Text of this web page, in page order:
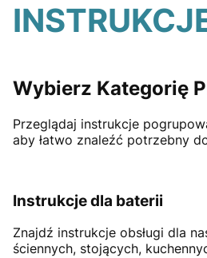
Wybierz Kategorię
Przeglądaj instrukcje
aby łatwo znaleźć potrzebny
Instrukcje dla baterii
Znajdź instrukcje obsługi dla
ściennych, stojących,